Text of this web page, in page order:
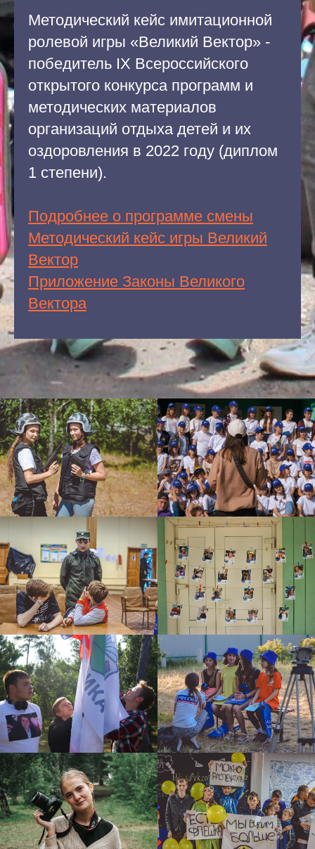
Методический кейс имитационной
ролевой игры «Великий Вектор» -
победитель IX Всероссийского
открытого конкурса программ и
методических материалов
организаций отдыха детей и их
оздоровления в 2022 году (диплом
1 степени).
Подробнее о программе смены
Методический кейс игры Великий
Вектор
Приложение Законы Великого
Вектора